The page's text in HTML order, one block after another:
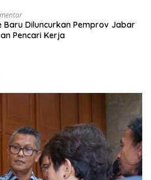
Baru Diluncurkan Pemprov Jabar
Pencari Kerja